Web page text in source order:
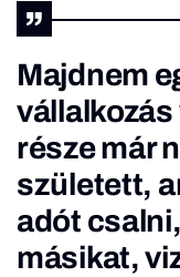
Majdnem
vállalkozás
része már
született,
adót
másikat,